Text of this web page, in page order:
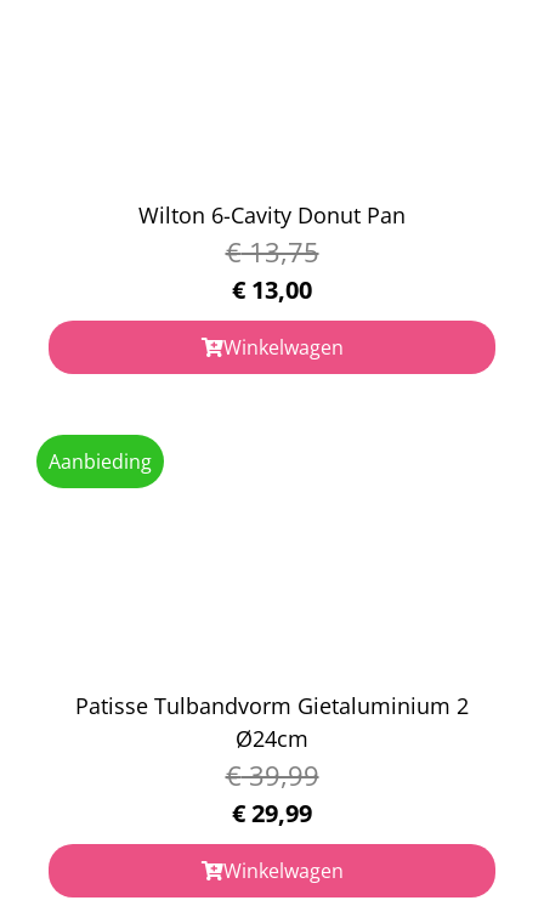
Wilton 6-Cavity Donut Pan
€13,75
€ 13,00
Winkelwagen
Aanbieding
Patisse Tulbandvorm Gietaluminium 2
Ø24cm
€39,99
€29,99
Winkelwagen